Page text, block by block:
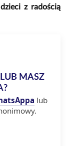
z radością
MASZ
lub